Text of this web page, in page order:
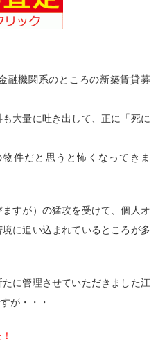
融機関系のところの新築賃貸募
大量に吐き出して、正に「死に
件だと思うと怖くなってきま
すが）の猛攻を受けて、個人オ
に追い込まれているところが多
に管理させていただきました江
が・・・